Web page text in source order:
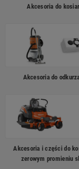
Akcesoria do
Akcesoria do
Akcesoria i części do
zerowym promieniu